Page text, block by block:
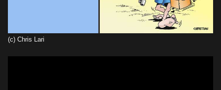
(c) Chris Lari